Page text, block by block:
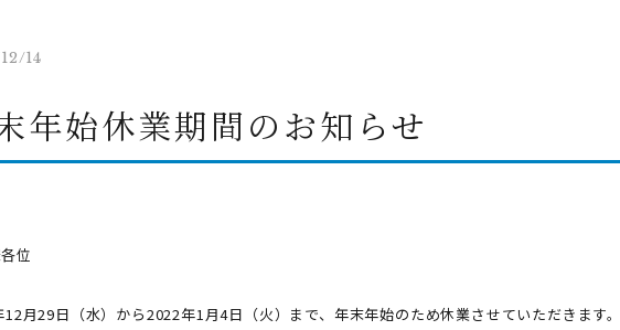
14
年始休業期間のお知らせ
位
月29日（水）から2022年1月4日（火）まで、年末年始のため休業させていただきます。